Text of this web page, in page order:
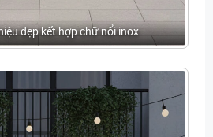
đẹp kết hợp chữ nổi inox